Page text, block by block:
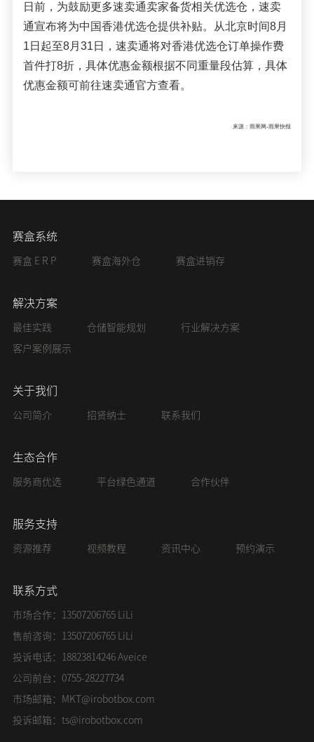
日前，为鼓励更多速卖通卖家备货相关优选仓， 速卖
通宣布将为中国香港优选仓提供补贴。从北京时间8月
1 日起至8月31 日， 速卖通将对香港优选仓订单操作费
首件打8折，具体优惠金额根据不同重量段估算，具体
优惠金额可前往速卖通官方查看。
来源：雨果网-雨果快报
赛盒系统
赛盒 E R P 赛盒海外仓 赛盒进销存
解决方案
最佳实践 仓储智能规划 行业解决方案
客户案例展示
关于我们
公司简介 招贤纳士 联系我们
生态合作
服务商优选 平台绿色通道 合作伙伴
服务支持
资源推荐 视频教程 资讯中心 预约演示
联系方式
市场合作：13507206765 LiLi
售前咨询：13507206765 LiLi
投诉电话：18823814246 Aveice
公司前台：0755-28227734
市场邮箱： MKT@irobotbox.com
投诉邮箱： ts@irobotbox.com